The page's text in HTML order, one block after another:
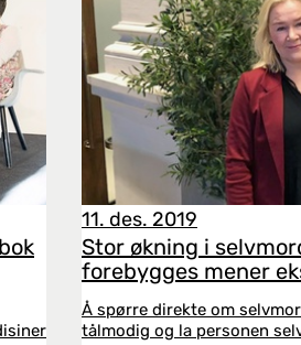
11. des. 2019
Stor økning i
forebygges mener
Å spørre direkte om
tålmodig og la personen